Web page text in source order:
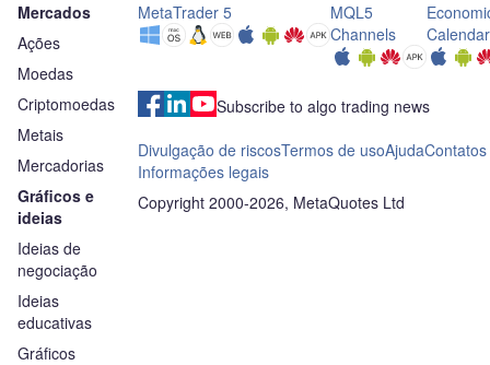
Mercados
Ações
Moedas
Criptomoedas
Metais
Mercadorias
Gráficos e
ideias
Ideias de
negociação
Ideias
educativas
Gráficos
MetaTrader 5
MQL5
Channels
Calendar
Subscribe to algo trading news
Divulgação de riscosTermos de usoAjudaContatos
Informações legais
Copyright 2000-2026, MetaQuotes Ltd